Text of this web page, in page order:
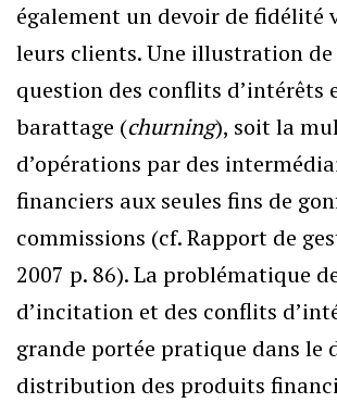
également un devoir de fidélité
leurs clients. Une illustration
question des conflits d’intérêts
barattage (churning), soit la
d’opérations par des
financiers aux seules fins de
commissions (cf. Rapport de
2007 p. 86). La problématique
d’incitation et des conflits
grande portée pratique dans le
distribution des produits